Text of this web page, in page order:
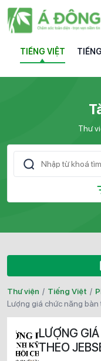
TIẾNG VIỆT
Thư
Thư viện / Tiếng Việt /
lượng giá chức năng
LƯỢNG
THEO